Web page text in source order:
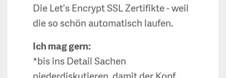
Die Let’s Encrypt SSL Zertifikte - weil
die so schön automatisch laufen.
Ich mag gern:
*bis ins Detail Sachen